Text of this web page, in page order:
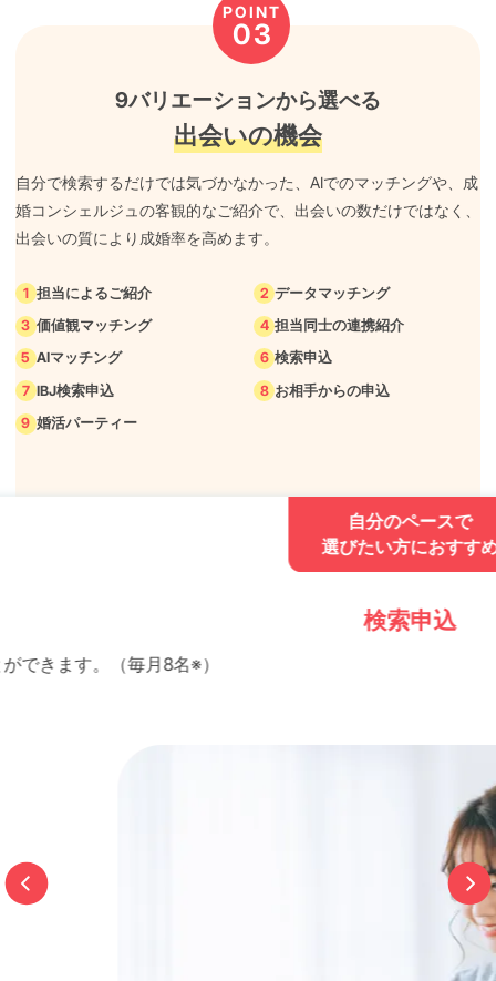
POINT
03
9バリエーションから選べる
出会いの機会
自分で検索するだけでは気づかなかった、AIでのマッチングや、成
婚コンシェルジュの客観的なご紹介で、出会いの数だけではなく、
出会いの質により成婚率を高めます。
1 担当によるご紹介 2 データマッチング
3 価値観マッチング 4 担当同士の連携紹介
5 AIマッチング 6 検索申込
7 IBJ検索申込 8 お相手からの申込
9 婚活パーティー
選びたい方におすすめ
名※）